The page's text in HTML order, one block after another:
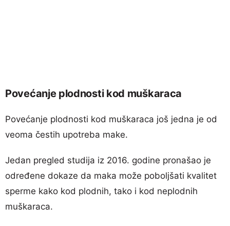
Povećanje plodnosti kod muškaraca
Povećanje plodnosti kod muškaraca još jedna je od
veoma čestih upotreba make.
Jedan pregled studija iz 2016. godine pronašao je
određene dokaze da maka može poboljšati kvalitet
sperme kako kod plodnih, tako i kod neplodnih
muškaraca.